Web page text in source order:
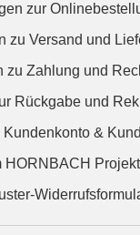
zur
zu Versand und
zu Zahlung und
Rückgabe und
Kundenkonto &
HORNBACH